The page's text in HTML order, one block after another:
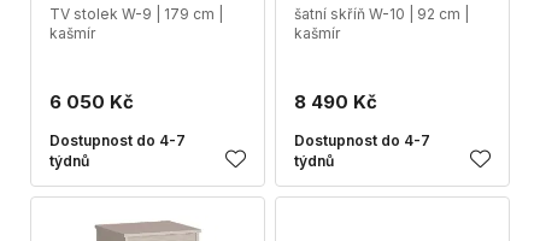
TV stolek W-9 | 179 cm |
kašmír
6 050 Kč
Dostupnost do 4-7
týdnů
šatní skříň W-10 | 92 cm |
kašmír
8 490 Kč
Dostupnost do 4-7
týdnů